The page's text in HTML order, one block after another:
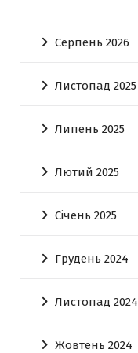
Серпень 2026
Листопад 2025
Липень 2025
Лютий 2025
Січень 2025
Грудень 2024
Листопад 2024
Жовтень 2024